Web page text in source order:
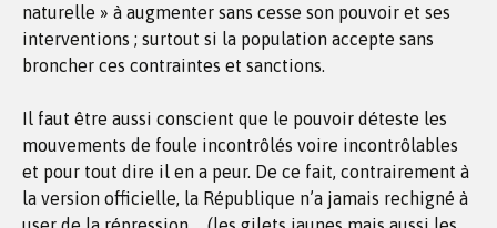
naturelle » à augmenter sans cesse son pouvoir et ses
interventions ; surtout si la population accepte sans
broncher ces contraintes et sanctions.
Il faut être aussi conscient que le pouvoir déteste les
mouvements de foule incontrôlés voire incontrôlables
et pour tout dire il en a peur. De ce fait, contrairement à
la version officielle, la République n’a jamais rechigné à